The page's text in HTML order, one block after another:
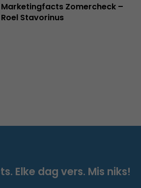
Marketingfacts Zomercheck –
Roel Stavorinus
Elke dag vers. Mis niks!